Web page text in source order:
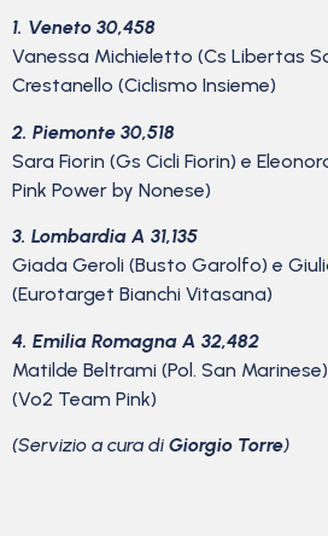
1. Veneto 30,458
Vanessa Michieletto (Cs Libertas
Crestanello (Ciclismo Insieme)
2. Piemonte 30,518
Sara Fiorin (Gs Cicli Fiorin) e
Pink Power by Nonese)
3. Lombardia A 31,135
Giada Geroli (Busto Garolfo) e
(Eurotarget Bianchi Vitasana)
4. Emilia Romagna A 32,482
Matilde Beltrami (Pol. San
(Vo2 Team Pink)
(Servizio a cura di Giorgio Torre)